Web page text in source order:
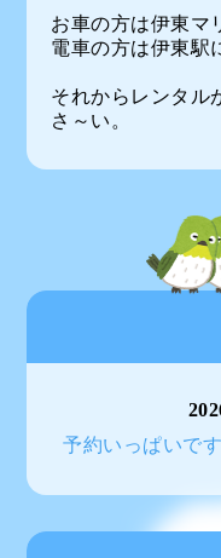
お車の方は伊東マ
電車の方は伊東駅
それからレンタル
さ～い。
予約いっぱいです